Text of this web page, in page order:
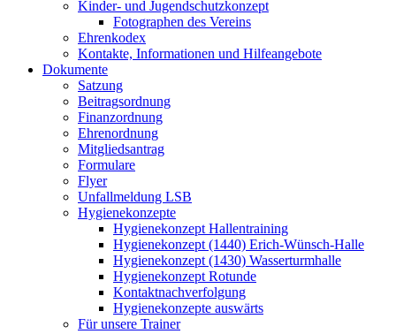
Kinder- und Jugendschutzkonzept
Fotographen des Vereins
Ehrenkodex
Kontakte, Informationen und Hilfeangebote
Dokumente
Satzung
Beitragsordnung
Finanzordnung
Ehrenordnung
Mitgliedsantrag
Formulare
Flyer
Unfallmeldung LSB
Hygienekonzepte
Hygienekonzept Hallentraining
Hygienekonzept (1440) Erich-Wünsch-Halle
Hygienekonzept (1430) Wasserturmhalle
Hygienekonzept Rotunde
Kontaktnachverfolgung
Hygienekonzepte auswärts
Für unsere Trainer